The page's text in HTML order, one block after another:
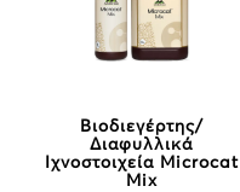
Βιοδιεγέρτης/
Διαφυλλικά
Ιχνοστοιχεία Microcat
Mix